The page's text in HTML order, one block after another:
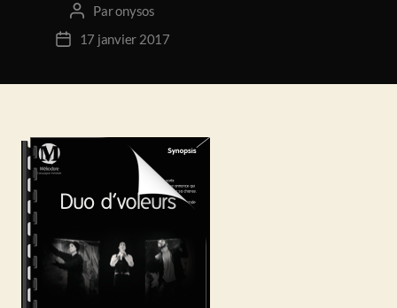
Auteur
de
l’article
Paronysos
Date17 janvier 2017